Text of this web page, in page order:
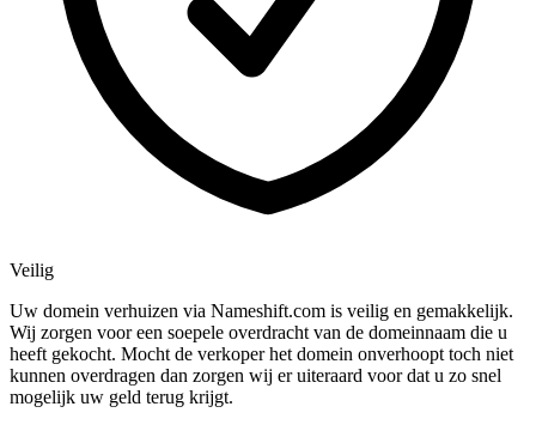
Veilig
Uw domein verhuizen via Nameshift.com is veilig en gemakkelijk.
Wij zorgen voor een soepele overdracht van de domeinnaam die u
heeft gekocht. Mocht de verkoper het domein onverhoopt toch niet
kunnen overdragen dan zorgen wij er uiteraard voor dat u zo snel
mogelijk uw geld terug krijgt.